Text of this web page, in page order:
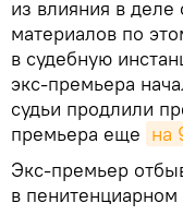
из влияния в деле
материалов по
в судебную
экс-премьера
судьи продлили
премьера еще на
Экс-премьер
в